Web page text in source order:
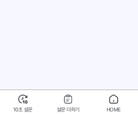
10초 설문 설문 더하기 HOME